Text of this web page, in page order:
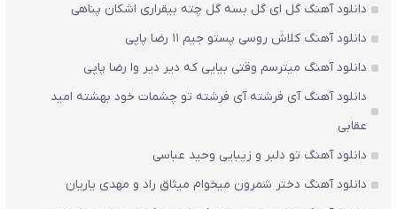
دانلود آهنگ گل ای گل بسه گل چته بیقراری اشکان پناهی
دانلود آهنگ کلاش روسی پستو جیم ۱۱ رضا پاپی
دانلود آهنگ میترسم وقتی بیایی که دیر دیر وا رضا پاپی
دانلود آهنگ آی فرشته آی فرشته تو چشمات خود بهشته امید
عقابی
دانلود آهنگ تو دلبر و زیبایی وحید عباسی
دانلود آهنگ دختر شمرون میخوام میثاق راد و مهدی یاریان